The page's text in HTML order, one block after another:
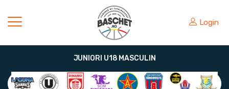
Login
JUNIORI U18 MASCULIN